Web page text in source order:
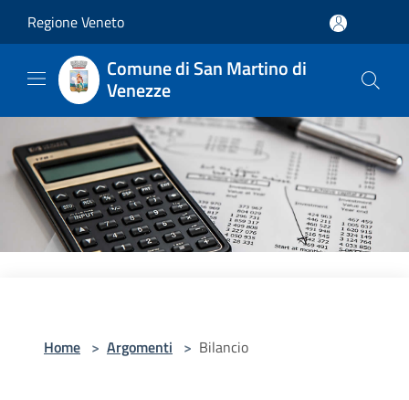
Regione Veneto
Comune di San Martino di
Venezze
Home > Argomenti > Bilancio